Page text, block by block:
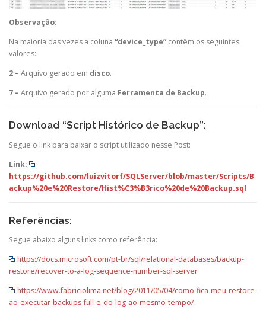
Observação:
Na maioria das vezes a coluna “device_type”contêm os seguintes
valores:
2 – Arquivo gerado em disco.
7 – Arquivo gerado por alguma Ferramenta de Backup.
Download “Script Histórico de Backup”:
Segue o link para baixar o script utilizado nesse Post:
Link:
https://github.com/luizvitorf/SQLServer/blob/master/Scripts/B
ackup%20e%20Restore/Hist%C3%B3rico%20de%20Backup.sql
Referências:
Segue abaixo alguns links como referência:
https://docs.microsoft.com/pt-br/sql/relational-databases/backup-
restore/recover-to-a-log-sequence-number-sql-server
https://www.fabriciolima.net/blog/2011/05/04/como-fica-meu-restore-
ao-executar-backups-full-e-do-log-ao-mesmo-tempo/